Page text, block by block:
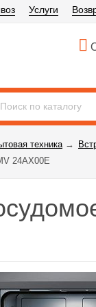
Услуги
техника→
24AX00E